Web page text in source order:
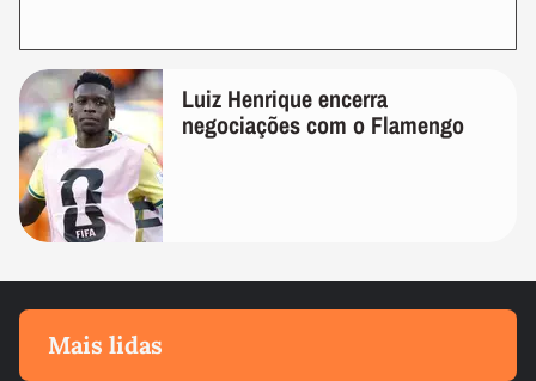
Luiz Henrique encerra
negociações com o Flamengo
Mais lidas